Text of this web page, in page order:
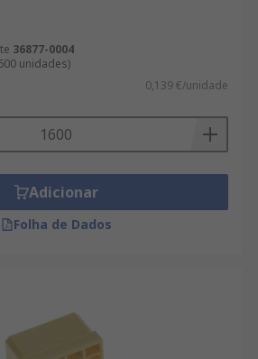
36877-0004
unidades)
0,139 €/unidade
Adicionar
Folha de Dados